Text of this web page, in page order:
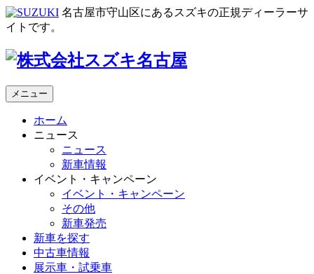
名古屋市守山区にあるスズキの正規ディーラーサ
イトです。
メニュー
ホーム
ニュース
ニュース
新車情報
イベント・キャンペーン
イベント・キャンペーン
その他
新車発売
新車を探す
中古車情報
展示車・試乗車